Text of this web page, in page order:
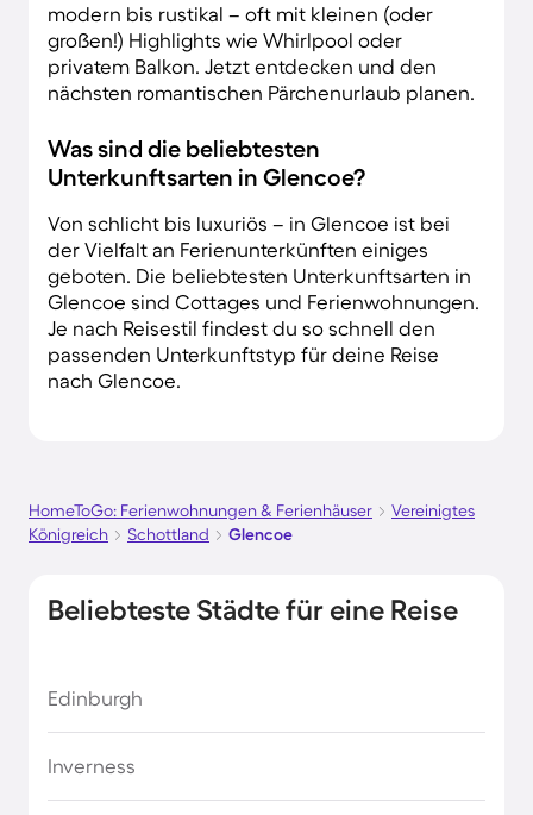
modern bis rustikal – oft mit kleinen (oder
großen!) Highlights wie Whirlpool oder
privatem Balkon. Jetzt entdecken und den
nächsten romantischen Pärchenurlaub planen.
Was sind die beliebtesten
Unterkunftsarten in Glencoe?
Von schlicht bis luxuriös – in Glencoe ist bei
der Vielfalt an Ferienunterkünften einiges
geboten. Die beliebtesten Unterkunftsarten in
Glencoe sind Cottages und Ferienwohnungen.
Je nach Reisestil findest du so schnell den
passenden Unterkunftstyp für deine Reise
nach Glencoe.
HomeToGo: Ferienwohnungen & Ferienhäuser
Vereinigtes
Königreich
Schottland Glencoe
Beliebteste Städte für eine Reise
Edinburgh
Inverness